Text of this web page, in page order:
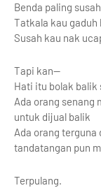
Benda paling
Tatkala kau gaduh
Susah kau nak
Tapi kan--
Hati itu bolak balik
Ada orang senang
untuk dijual balik
Ada orang
tandatangan pun
Terpulang.